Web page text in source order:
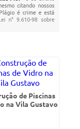
citando nossos
é crime e está
n° 9.610-98 sobre
de Piscinas
na Vila Gustavo